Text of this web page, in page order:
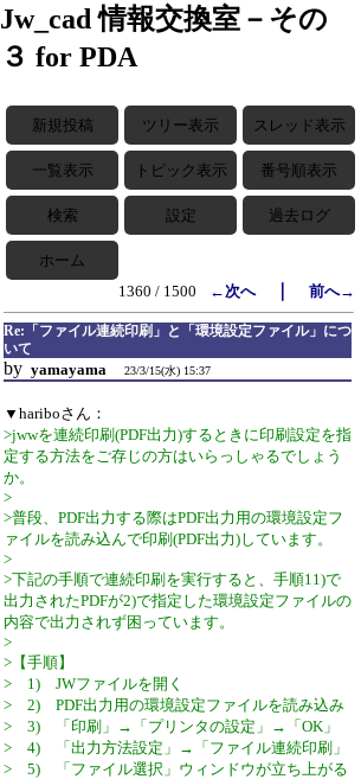
Jw_cad 情報交換室－その
３ for PDA
新規投稿 ツリー表示 スレッド表示
一覧表示 トピック表示 番号順表示
検索 設定 過去ログ
ホーム
1360 / 1500
←次へ｜ 前へ→
Re:「ファイル連続印刷」と「環境設定ファイル」につ
いて
by yamayama 23/3/15(水) 15:37
▼hariboさん：
>jwwを連続印刷(PDF出力)するときに印刷設定を指
定する方法をご存じの方はいらっしゃるでしょう
か。
>
>普段、PDF出力する際はPDF出力用の環境設定フ
ァイルを読み込んで印刷(PDF出力)しています。
>
>下記の手順で連続印刷を実行すると、手順11)で
出力されたPDFが2)で指定した環境設定ファイルの
内容で出力されず困っています。
>
>【手順】
> 1) JWファイルを開く
> 2) PDF出力用の環境設定ファイルを読み込み
> 3) 「印刷」→「プリンタの設定」→「OK」
> 4) 「出力方法設定」→「ファイル連続印刷」
> 5) 「ファイル選択」ウィンドウが立ち上がる